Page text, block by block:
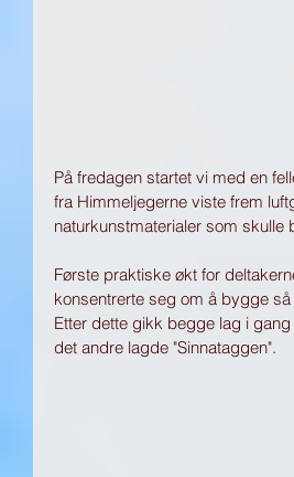
På fredagen startet vi med en
fra Himmeljegerne viste frem
naturkunstmaterialer som skulle
Første praktiske økt for
konsentrerte seg om å bygge
Etter dette gikk begge lag i
det andre lagde "Sinnataggen".